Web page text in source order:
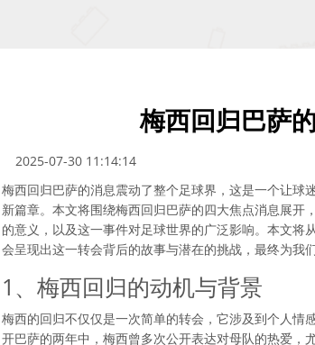
梅西回归巴萨
2025-07-30 11:14:14
梅西回归巴萨的消息震动了整个足球界，这是一个让球
新篇章。本文将围绕梅西回归巴萨的四大焦点消息展
的意义，以及这一事件对足球世界的广泛影响。本文
会呈现出这一转会背后的故事与潜在的挑战，最终为我
1、梅西回归的动机与背景
梅西的回归不仅仅是一次简单的转会，它涉及到个人
开巴萨的两年中，梅西曾多次公开表达对母队的热爱，